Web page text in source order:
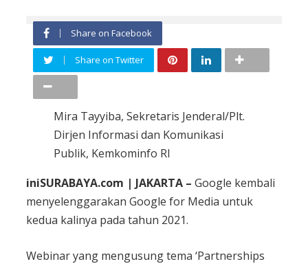
Share on Facebook
Share on Twitter
Mira Tayyiba, Sekretaris Jenderal/Plt.
Dirjen Informasi dan Komunikasi
Publik, Kemkominfo RI
iniSURABAYA.com | JAKARTA – Google kembali
menyelenggarakan Google for Media untuk
kedua kalinya pada tahun 2021.
Webinar yang mengusung tema ‘Partnerships